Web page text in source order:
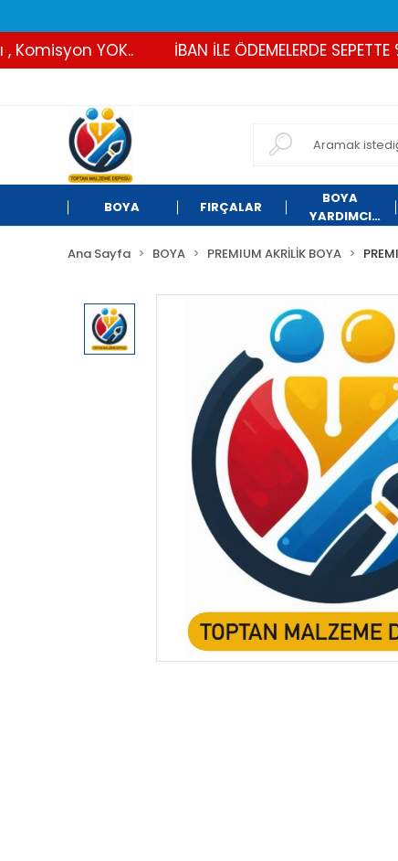
YOK.. İBAN İLE ÖDEMELERDE SEPETTE %2
BOYA FIRÇALAR
BOYA
YARDIMCI
Ana Sayfa BOYA PREMIUM AKRİLİK BOYA